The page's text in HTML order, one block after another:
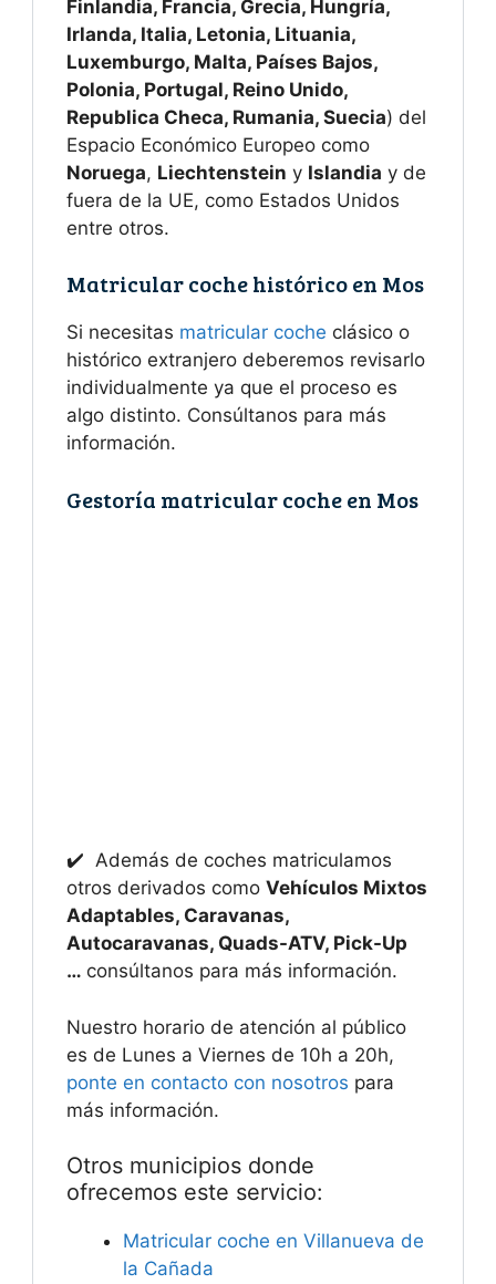
Finlandia, Francia, Grecia, Hungría,
Irlanda, Italia, Letonia, Lituania,
Luxemburgo, Malta, Países Bajos,
Polonia, Portugal, Reino Unido,
Republica Checa, Rumania, Suecia) del
Espacio Económico Europeo como
Noruega, Liechtenstein y Islandia y de
fuera de la UE, como Estados Unidos
entre otros.
Matricular coche histórico en Mos
Si necesitas matricular coche clásico o
histórico extranjero deberemos revisarlo
individualmente ya que el proceso es
algo distinto. Consúltanos para más
información.
Gestoría matricular coche en Mos
✔️ Además de coches matriculamos
otros derivados como Vehículos Mixtos
Adaptables, Caravanas,
Autocaravanas, Quads-ATV, Pick-Up
… consúltanos para más información.
Nuestro horario de atención al público
es de Lunes a Viernes de 10h a 20h,
ponte en contacto con nosotros para
más información.
Otros municipios donde
ofrecemos este servicio:
Matricular coche en Villanueva de
la Cañada